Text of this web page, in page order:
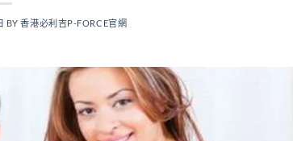
BY香港必利吉P-FORCE官網